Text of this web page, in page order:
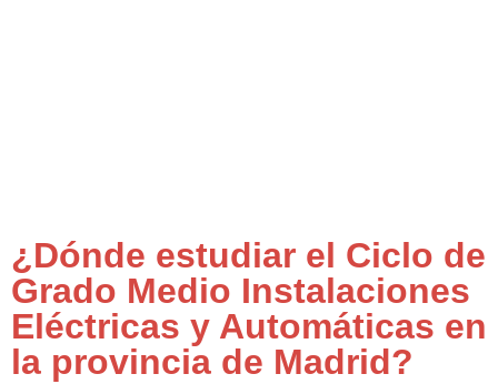
¿Dónde estudiar el Ciclo de
Grado Medio Instalaciones
Eléctricas y Automáticas en
la provincia de Madrid?